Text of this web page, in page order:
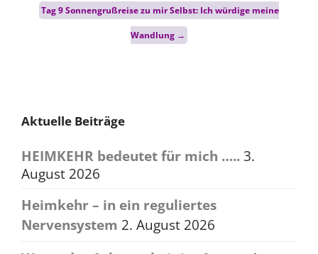
Tag 9 Sonnengrußreise zu mir Selbst: Ich würdige meine
Wandlung →
Aktuelle Beiträge
HEIMKEHR bedeutet für mich …..3.
August 2026
Heimkehr – in ein reguliertes
Nervensystem 2. August 2026